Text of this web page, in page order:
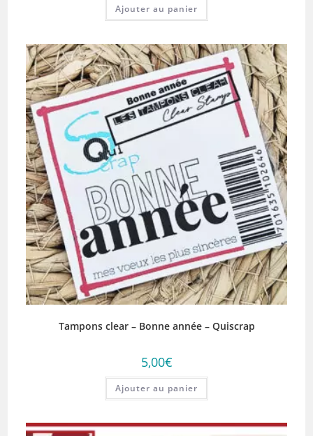
Ajouter au panier
Tampons clear – Bonne année – Quiscrap
5,00€
Ajouter au panier